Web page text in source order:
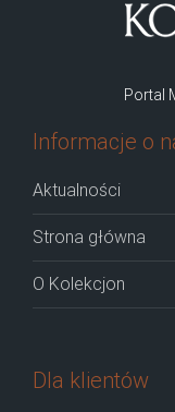
Portal
Informacje o
Aktualności
Strona główna
O Kolekcjon
Dla klientów